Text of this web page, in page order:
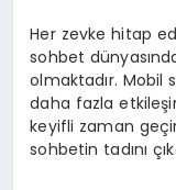
Her zevke hitap
sohbet
olmaktadır. Mobil
daha fazla
keyifli zaman
sohbetin tadını